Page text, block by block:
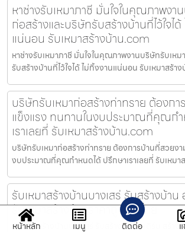
หาช่างรับเหมาภาชี มั่นใจในคุณภาพงา
ก่อสร้างและบริษัทรับสร้างบ้านที่ไว้ใจได้
แน่นอน รับเหมาสร้างบ้าน.com
หาช่างรับเหมาภาชี มั่นใจในคุณภาพงานบริษัทรับเหม
รับสร้างบ้านที่ไว้ใจได้ ไม่ทิ้งงานแน่นอน รับเหมาสร้า
บริษัทรับเหมาก่อสร้างท่าทราย ต้องก
แข็งแรง ทนทานในงบประมาณที่คุณก
เราเลยที่ รับเหมาสร้างบ้าน.com
บริษัทรับเหมาก่อสร้างท่าทราย ต้องการบ้านที่สวยง
งบประมาณที่คุณกำหนดได้ ปรึกษาเราเลยที่ รับเหมา
รับเหมาสร้างบ้านบางเสร่ รับสร้างบ้า
รับเหมาสร้างบ้านราคาถูก ทั่วไทย
รับเหมาสร้างบ้านบางเสร่ รับสร้างบ้านโมเดิร์น สร้าง
หน้าหลัก เมนู ติดต่อ